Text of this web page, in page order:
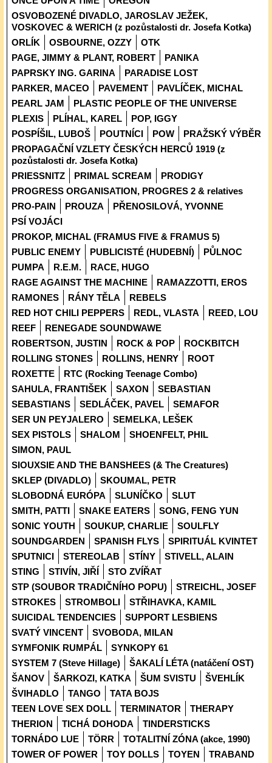
OSVOBOZENÉ DIVADLO, JAROSLAV JEŽEK,
VOSKOVEC & WERICH (z pozůstalosti dr. Josefa Kotka)
ORLÍK
OSBOURNE, OZZY
OTK
PAGE, JIMMY & PLANT, ROBERT
PANIKA
PAPRSKY ING. GARINA
PARADISE LOST
PARKER, MACEO
PAVEMENT
PAVLÍČEK, MICHAL
PEARL JAM
PLASTIC PEOPLE OF THE UNIVERSE
PLEXIS
PLÍHAL, KAREL
POP, IGGY
POSPÍŠIL, LUBOŠ
POUTNÍCI POW
PRAŽSKÝ VÝBĚR
PROPAGAČNÍ VZLETY ČESKÝCH HERCŮ 1919 (z
pozůstalosti dr. Josefa Kotka)
PRIESSNITZ
PRIMAL SCREAM
PRODIGY
PROGRESS ORGANISATION, PROGRES 2 & relatives
PRO-PAIN
PROUZA
PŘENOSILOVÁ, YVONNE
PSÍ VOJÁCI
PROKOP, MICHAL (FRAMUS FIVE & FRAMUS 5)
PUBLIC ENEMY
PUBLICISTÉ (HUDEBNÍ)
PŮLNOC
PUMPA
R.E.M.
RACE, HUGO
RAGE AGAINST THE MACHINE
RAMAZZOTTI, EROS
RAMONES
RÁNY TĚLA
REBELS
RED HOT CHILI PEPPERS
REDL, VLASTA
REED, LOU
REEF
RENEGADE SOUNDWAWE
ROBERTSON, JUSTIN
ROCK & POP
ROCKBITCH
ROLLING STONES
ROLLINS, HENRY
ROOT
ROXETTE
RTC (Rocking Teenage Combo)
SAHULA, FRANTIŠEK
SAXON
SEBASTIAN
SEBASTIANS
SEDLÁČEK, PAVEL
SEMAFOR
SER UN PEYJALERO
SEMELKA, LEŠEK
SEX PISTOLS
SHALOM
SHOENFELT, PHIL
SIMON, PAUL
SIOUXSIE AND THE BANSHEES (& The Creatures)
SKLEP (DIVADLO)
SKOUMAL, PETR
SLOBODNÁ EURÓPA
SLUNÍČKO
SLUT
SMITH, PATTI
SNAKE EATERS
SONG, FENG YUN
SONIC YOUTH
SOUKUP, CHARLIE
SOULFLY
SOUNDGARDEN
SPANISH FLYS
SPIRITUÁL KVINTET
SPUTNICI
STEREOLAB STÍNY
STIVELL, ALAIN
STING
STIVÍN, JIŘÍ
STO ZVÍŘAT
STP (SOUBOR TRADIČNÍHO POPU)
STREICHL, JOSEF
STROKES
STROMBOLI
STŘIHAVKA, KAMIL
SUICIDAL TENDENCIES
SUPPORT LESBIENS
SVATÝ VINCENT
SVOBODA, MILAN
SYMFONIK RUMPÁL
SYNKOPY 61
SYSTEM 7 (Steve Hillage)
ŠAKALÍ LÉTA (natáčení OST)
ŠANOV
ŠARKOZI, KATKA ŠUM SVISTU
ŠVEHLÍK
ŠVIHADLO
TANGO
TATA BOJS
TEEN LOVE SEX DOLL
TERMINATOR
THERAPY
THERION
TICHÁ DOHODA
TINDERSTICKS
TORNÁDO LUE
TÖRR
TOTALITNÍ ZÓNA (akce, 1990)
TOWER OF POWER
TOY DOLLS TOYEN
TRABAND